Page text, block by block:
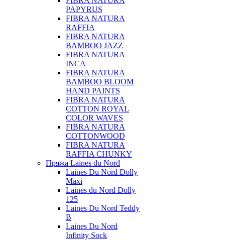
PAPYRUS
FIBRA NATURA
RAFFIA
FIBRA NATURA
BAMBOO JAZZ
FIBRA NATURA
INCA
FIBRA NATURA
BAMBOO BLOOM
HAND PAINTS
FIBRA NATURA
COTTON ROYAL
COLOR WAVES
FIBRA NATURA
COTTONWOOD
FIBRA NATURA
RAFFIA CHUNKY
Пряжа Laines du Nord
Laines Du Nord Dolly
Maxi
Laines du Nord Dolly
125
Laines Du Nord Teddy
B
Laines Du Nord
Infinity Sock